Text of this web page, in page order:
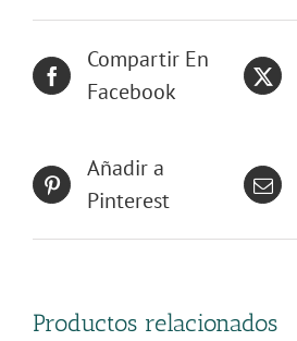
Compartir En
Facebook
Añadir a
Pinterest
Productos relacionados